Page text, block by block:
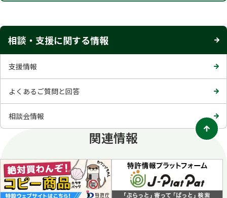
相談・支援に関する情報
支援情報
よくあるご質問と回答
相談会情報
関連情報